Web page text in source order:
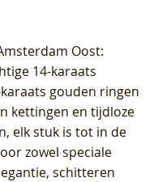
Oost:
14-karaats
gouden ringen
kettingen en tijdloze
elk stuk is tot in de
zowel speciale
schitteren